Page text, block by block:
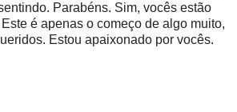
Parabéns. Sim, vocês estão
é apenas o começo de algo muito,
Estou apaixonado por vocês.